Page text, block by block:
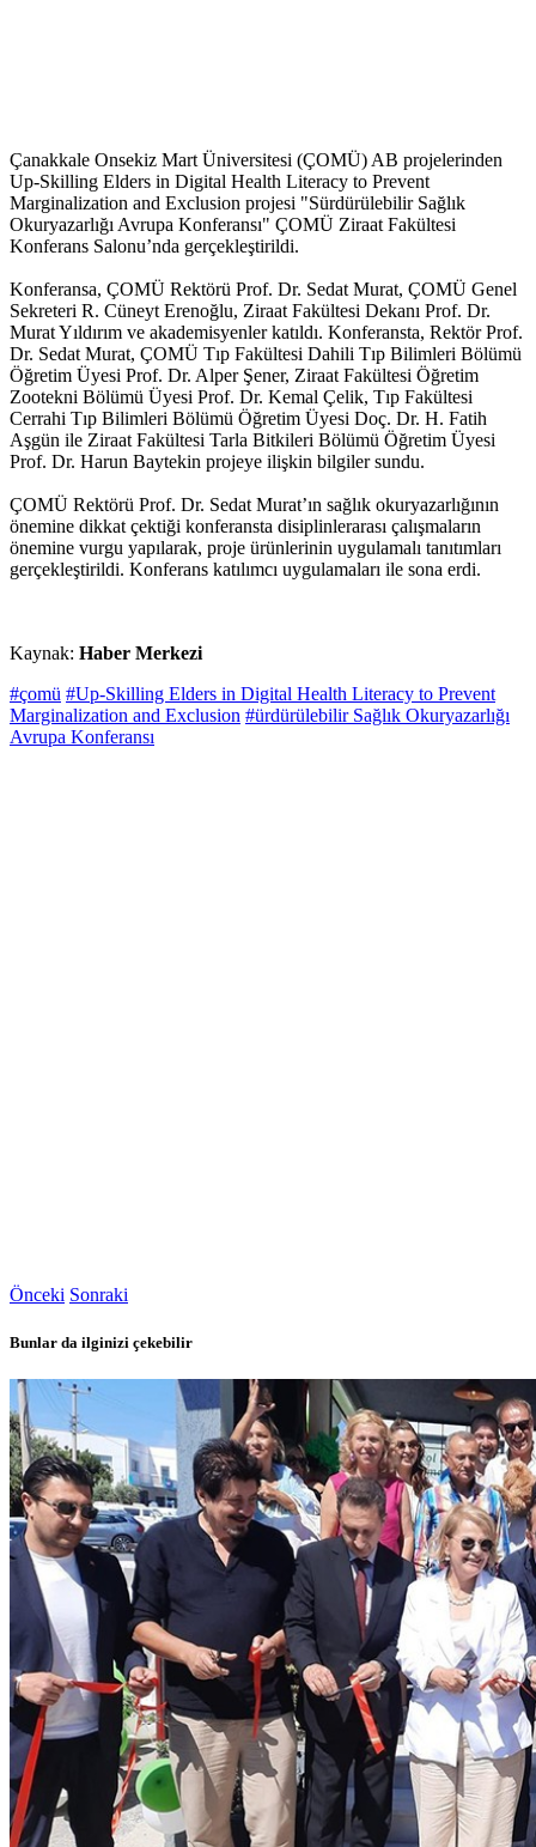
Çanakkale Onsekiz Mart Üniversitesi (ÇOMÜ) AB projelerinden
Up-Skilling Elders in Digital Health Literacy to Prevent
Marginalization and Exclusion projesi "Sürdürülebilir Sağlık
Okuryazarlığı Avrupa Konferansı" ÇOMÜ Ziraat Fakültesi
Konferans Salonu’nda gerçekleştirildi.
Konferansa, ÇOMÜ Rektörü Prof. Dr. Sedat Murat, ÇOMÜ Genel
Sekreteri R. Cüneyt Erenoğlu, Ziraat Fakültesi Dekanı Prof. Dr.
Murat Yıldırım ve akademisyenler katıldı. Konferansta, Rektör Prof.
Dr. Sedat Murat, ÇOMÜ Tıp Fakültesi Dahili Tıp Bilimleri Bölümü
Öğretim Üyesi Prof. Dr. Alper Şener, Ziraat Fakültesi Öğretim
Zootekni Bölümü Üyesi Prof. Dr. Kemal Çelik, Tıp Fakültesi
Cerrahi Tıp Bilimleri Bölümü Öğretim Üyesi Doç. Dr. H. Fatih
Aşgün ile Ziraat Fakültesi Tarla Bitkileri Bölümü Öğretim Üyesi
Prof. Dr. Harun Baytekin projeye ilişkin bilgiler sundu.
ÇOMÜ Rektörü Prof. Dr. Sedat Murat’ın sağlık okuryazarlığının
önemine dikkat çektiği konferansta disiplinlerarası çalışmaların
önemine vurgu yapılarak, proje ürünlerinin uygulamalı tanıtımları
gerçekleştirildi. Konferans katılımcı uygulamaları ile sona erdi.
Kaynak: Haber Merkezi
#çomü #Up-Skilling Elders in Digital Health Literacy to Prevent
Marginalization and Exclusion #ürdürülebilir Sağlık Okuryazarlığı
Avrupa Konferansı
Önceki Sonraki
Bunlar da ilginizi çekebilir